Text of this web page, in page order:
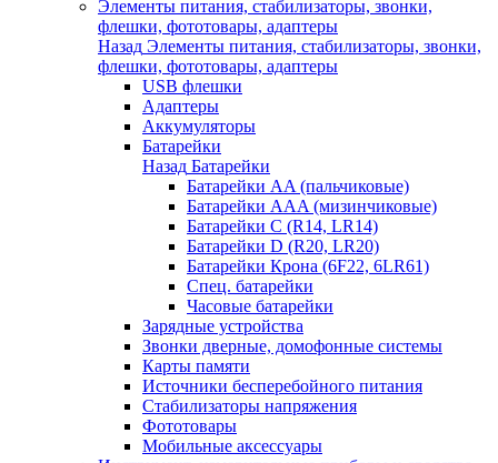
Элементы питания, стабилизаторы, звонки,
флешки, фототовары, адаптеры
Назад Элементы питания, стабилизаторы, звонки,
флешки, фототовары, адаптеры
USB флешки
Адаптеры
Аккумуляторы
Батарейки
Назад Батарейки
Батарейки AA (пальчиковые)
Батарейки AAA (мизинчиковые)
Батарейки C (R14, LR14)
Батарейки D (R20, LR20)
Батарейки Крона (6F22, 6LR61)
Спец. батарейки
Часовые батарейки
Зарядные устройства
Звонки дверные, домофонные системы
Карты памяти
Источники бесперебойного питания
Стабилизаторы напряжения
Фототовары
Мобильные аксессуары